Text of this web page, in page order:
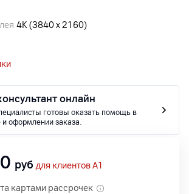
4K (3840 x 2160)
онлайн
готовы оказать помощь в
и оформлении заказа.
руб для клиентов A1
картами рассрочек